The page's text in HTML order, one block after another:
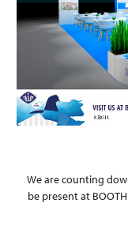
We are counting
be present at